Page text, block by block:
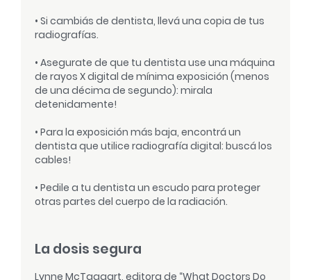
• Si cambiás de dentista, llevá una copia de tus
radiografías.
• Asegurate de que tu dentista use una máquina
de rayos X digital de mínima exposición (menos
de una décima de segundo): mirala
detenidamente!
• Para la exposición más baja, encontrá un
dentista que utilice radiografía digital: buscá los
cables!
• Pedile a tu dentista un escudo para proteger
otras partes del cuerpo de la radiación.
La dosis segura
Lynne McTaggart, editora de “What Doctors Do